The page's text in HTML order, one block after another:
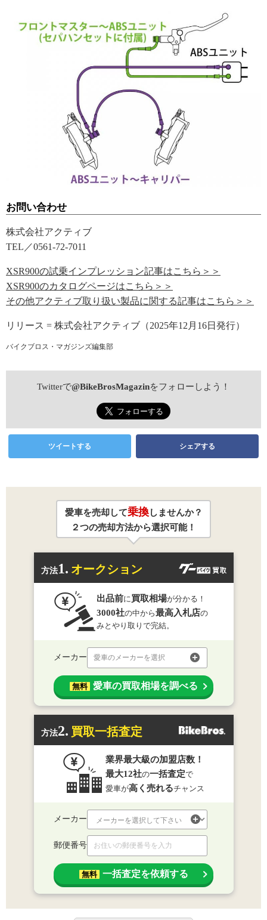
お問い合わせ
株式会社アクティブ
TEL／0561-72-7011
XSR900の試乗インプレッション記事はこちら＞＞
XSR900のカタログページはこちら＞＞
その他アクティブ取り扱い製品に関する記事はこちら＞＞
リリース = 株式会社アクティブ（2025年12月16日発行）
バイクブロス・マガジンズ編集部
Twitterで@BikeBrosMagazinをフォローしよう！
ツイートする シェアする
愛車を売却して乗換しませんか？
２つの売却方法から選択可能！
方法1. オークション
出品前に 買取相場が分かる！
3000社の中から最高入札店の
みとやり取りで完結。
メーカー 愛車のメーカーを選択
無料 愛車の買取相場を調べる
方法2. 買取一括査定
業界最大級の加盟店数！
最大12社の一括査定で
愛車が高く売れるチャンス
メーカー
郵便番号
無料 一括査定を依頼する